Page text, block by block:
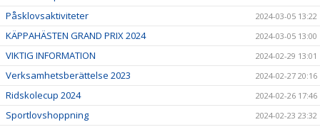
Påsklovsaktiviteter 2024-03-05 13:22
KÄPPAHÄSTEN GRAND PRIX 2024 2024-03-05 13:00
VIKTIG INFORMATION 2024-02-29 13:01
Verksamhetsberättelse 2023 2024-02-27 20:16
Ridskolecup 2024 2024-02-26 17:46
Sportlovshoppning 2024-02-23 23:32